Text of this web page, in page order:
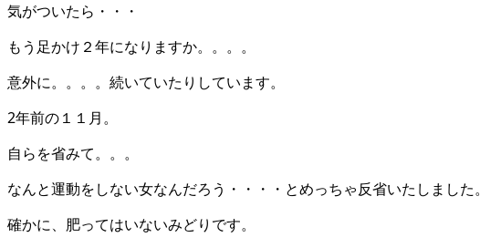
気がついたら・・・
もう足かけ２年になりますか。。。。
意外に。。。。続いていたりしています。
2年前の１１月。
自らを省みて。。。
なんと運動をしない女なんだろう・・・・とめっちゃ反省いたしました。
確かに、肥ってはいないみどりです。